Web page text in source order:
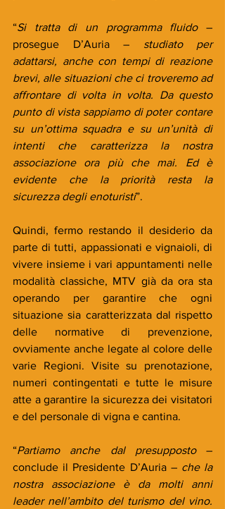
“Si tratta di un programma fluido –
prosegue D’Auria – studiato per
adattarsi, anche con tempi di reazione
brevi, alle situazioni che ci troveremo ad
affrontare di volta in volta. Da questo
punto di vista sappiamo di poter contare
su un’ottima squadra e su un’unità di
intenti che caratterizza la nostra
associazione ora più che mai. Ed è
evidente che la priorità resta la
sicurezza degli enoturisti”.
Quindi, fermo restando il desiderio da
parte di tutti, appassionati e vignaioli, di
vivere insieme i vari appuntamenti nelle
modalità classiche, MTV già da ora sta
operando per garantire che ogni
situazione sia caratterizzata dal rispetto
delle normative di prevenzione,
ovviamente anche legate al colore delle
varie Regioni. Visite su prenotazione,
numeri contingentati e tutte le misure
atte a garantire la sicurezza dei visitatori
e del personale di vigna e cantina.
“Partiamo anche dal presupposto –
conclude il Presidente D’Auria – che la
nostra associazione è da molti anni
leader nell’ambito del turismo del vino.